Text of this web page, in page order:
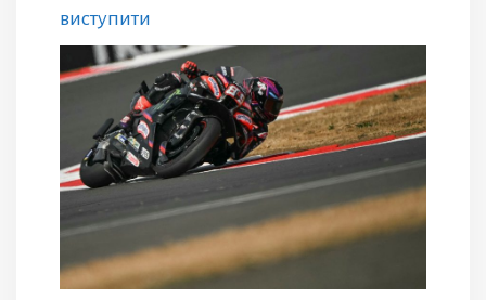
виступити